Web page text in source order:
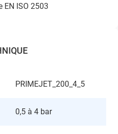
EN ISO 2503
PRIMEJET_200_4_5
0,5 à 4 bar